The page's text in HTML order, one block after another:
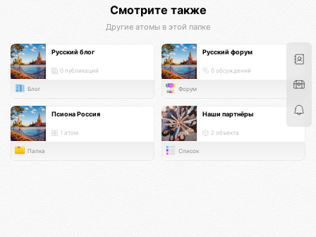
Смотрите также
Другие атомы в этой папке
Русский блог
0 публикаций
Блог
Русский форум
0 обсуждений
Форум
Псиона Россия
1 атом
Папка
Наши партнёры
2 объекта
Список